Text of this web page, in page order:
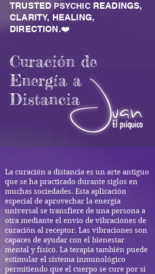
TRUSTED PSYCHICREADINGS,
CLARITY, HEALING,
DIRECTION.❤️
Curación de
Energía a
Distancia
La curación a distancia es un arte antiguo
que se ha practicado durante siglos en
muchas sociedades. Esta aplicación
especial de aprovechar la energía
universal se transfiere de una persona a
otra mediante el envío de vibraciones de
curación al receptor. Las vibraciones son
capaces de ayudar con el bienestar
mental y físico. La terapia también puede
estimular el sistema inmunológico
permitiendo que el cuerpo se cure por sí